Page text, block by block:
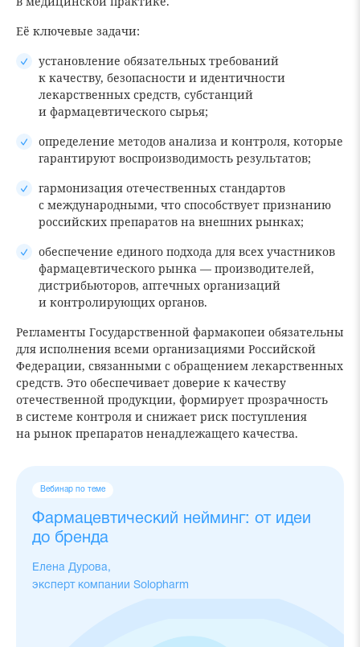
Её ключевые задачи:
установление обязательных требований
к качеству, безопасности и идентичности
лекарственных средств, субстанций
и фармацевтического сырья;
определение методов анализа и контроля, которые
гарантируют воспроизводимость результатов;
гармонизация отечественных стандартов
с международными, что способствует признанию
российских препаратов на внешних рынках;
обеспечение единого подхода для всех участников
фармацевтического рынка — производителей,
дистрибьюторов, аптечных организаций
и контролирующих органов.
Регламенты Государственной фармакопеи обязательны
для исполнения всеми организациями Российской
Федерации, связанными с обращением лекарственных
средств. Это обеспечивает доверие к качеству
отечественной продукции, формирует прозрачность
в системе контроля и снижает риск поступления
на рынок препаратов ненадлежащего качества.
Фармацевтический нейминг: от идеи
до бренда
Вебинар по теме
Елена Дурова,
эксперт компании Solopharm